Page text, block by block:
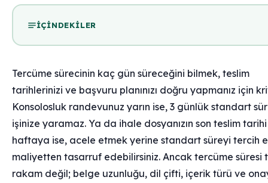
İÇINDEKILER
Tercüme sürecinin kaç gün süreceğini bilmek, teslim
tarihlerinizi ve başvuru planınızı doğru yapmanız için
Konsolosluk randevunuz yarın ise, 3 günlük standart
işinize yaramaz. Ya da ihale dosyanızın son teslim tarihi
haftaya ise, acele etmek yerine standart süreyi tercih
maliyetten tasarruf edebilirsiniz. Ancak tercüme süresi
rakam değil; belge uzunluğu, dil çifti, içerik türü ve